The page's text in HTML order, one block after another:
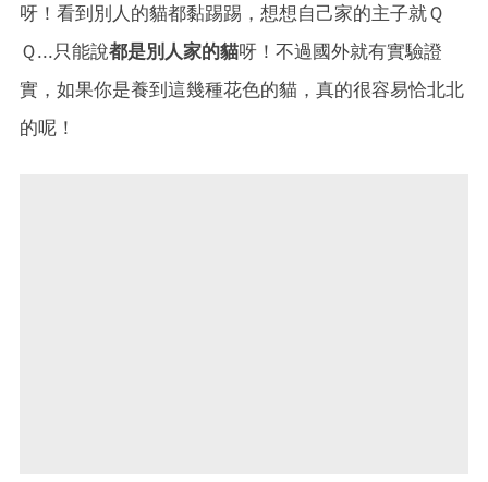
呀！看到別人的貓都黏踢踢，想想自己家的主子就Ｑ
Ｑ...只能說都是別人家的貓呀！不過國外就有實驗證
實，如果你是養到這幾種花色的貓，真的很容易恰北北
的呢！